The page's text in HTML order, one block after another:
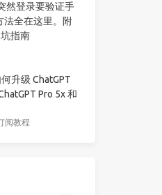
然登录要验证手
法全在这里。附
指南
升级 ChatGPT
Pro 5x 和
阅教程